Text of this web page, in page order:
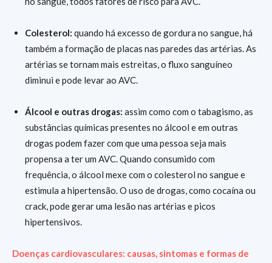
Colesterol: quando há excesso de gordura no sangue, há
também a formação de placas nas paredes das artérias. As
artérias se tornam mais estreitas, o fluxo sanguíneo
diminui e pode levar ao AVC.
Álcool e outras drogas: assim como com o tabagismo, as
substâncias químicas presentes no álcool e em outras
drogas podem fazer com que uma pessoa seja mais
propensa a ter um AVC. Quando consumido com
frequência, o álcool mexe com o colesterol no sangue e
estimula a hipertensão. O uso de drogas, como cocaína ou
crack, pode gerar uma lesão nas artérias e picos
hipertensivos.
Doenças cardiovasculares: causas, sintomas e formas de